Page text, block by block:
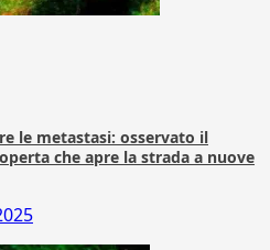
le metastasi: osservato il
che apre la strada a nuove